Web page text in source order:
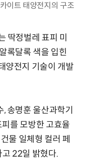
이트 태양전지의 구조
딱정벌레 표피 미
록달록 색을 입힌
양전지 기술이 개발
송명훈 울산과학기
를 모방한 고효율
물 일체형 컬러 페
22일 밝혔다.